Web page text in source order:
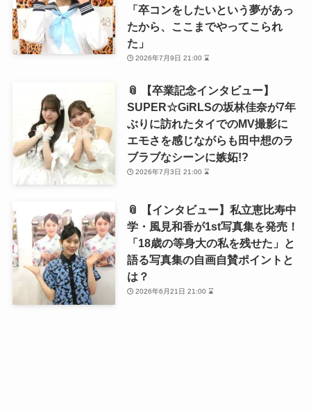
「卒コンをしたいという夢があっ
たから、ここまでやってこられ
た」
2026年7月9日 21:00 ⌛
📎 【卒業記念インタビュー】
SUPER☆GiRLSの坂林佳奈が7年
ぶりに訪れたタイでのMV撮影に
エモさを感じながらも田中想のラ
ブラブなシーンに嫉妬!?
2026年7月3日 21:00 ⌛
📎 【インタビュー】私立恵比寿中
学・風見和香が1st写真集を発売！
「18歳の等身大の私を残せた」と
語る写真集の自画自賛ポイントと
は？
2026年6月21日 21:00 ⌛